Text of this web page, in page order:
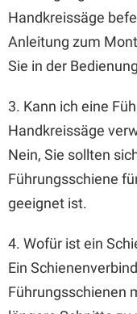
Handkreissäge
Anleitung zum
Sie in der
3. Kann ich eine
Handkreissäge
Nein, Sie sollten
Führungsschiene
geeignet ist.
4. Wofür ist ein
Ein
Führungsschienen